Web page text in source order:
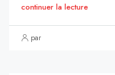
continuer la lecture
par